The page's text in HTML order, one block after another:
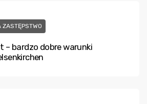
ZASTĘPSTWO
– bardzo dobre warunki